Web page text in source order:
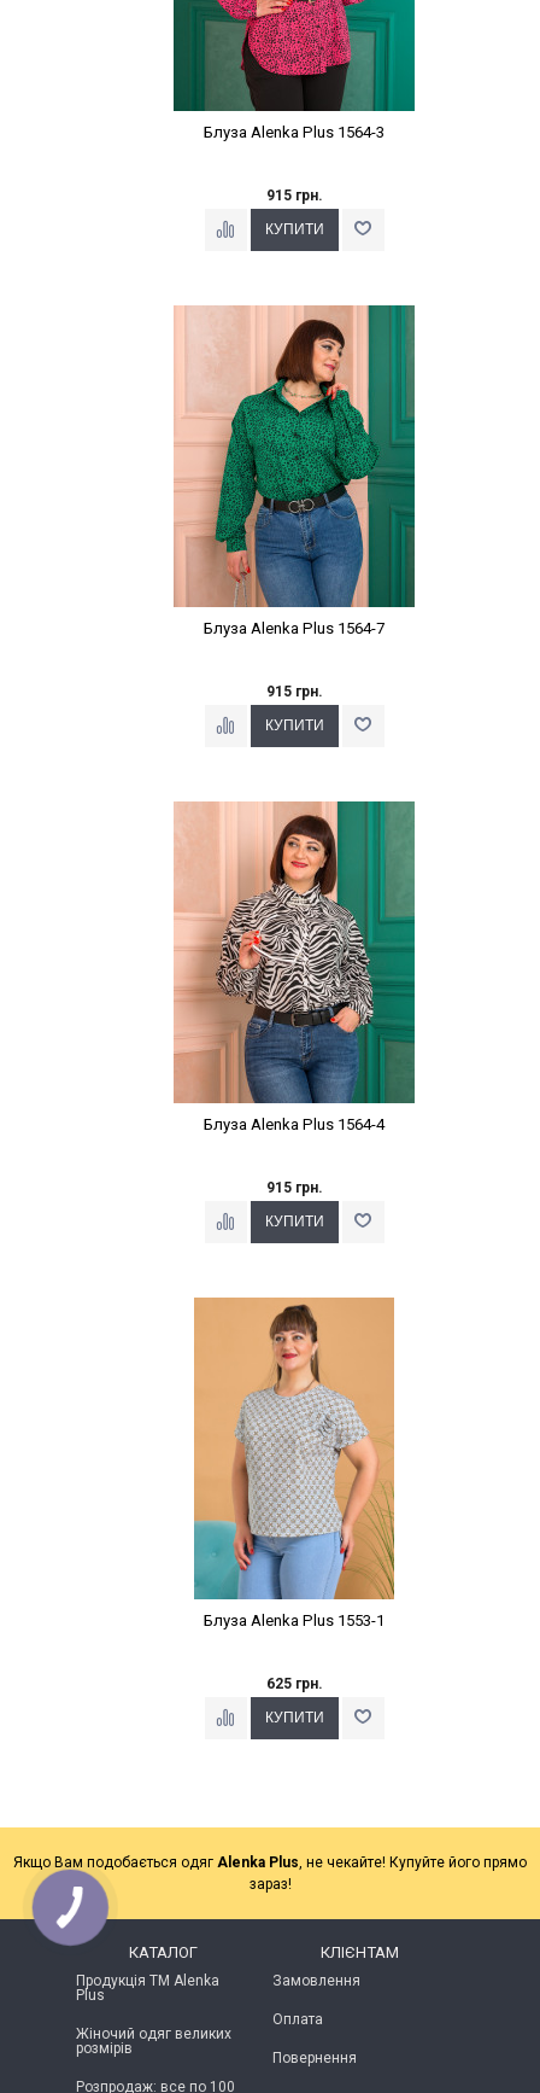
Блуза Alenka Plus 1564-3
915 грн.
Блуза Alenka Plus 1564-7
915 грн.
Блуза Alenka Plus 1564-4
915 грн.
Наклейки Варіант з %
Блуза Alenka Plus 1553-1
625 грн.
Якщо Вам подобається одяг Alenka Plus , не чекайте! Купуйте його прямо
зараз!
КАТАЛОГ
Продукція ТМ Alenka
Plus
Жіночий одяг великих
розмірів
Розпродаж: все по 100
КЛІЄНТАМ
Замовлення
Оплата
Повернення